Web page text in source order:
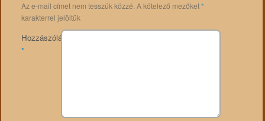
Az e-mail címet nem tesszük közzé. A kötelező mezőket*
karakterrel jelöltük
Hozzászólás
*